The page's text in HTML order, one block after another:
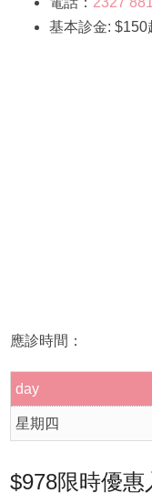
基本診金: $150
應診時間：
day
星期四
$978限時優